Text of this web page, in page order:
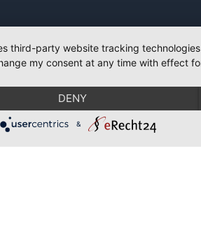
third-party website tracking
my consent at any time with effect
DENY
&